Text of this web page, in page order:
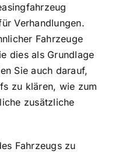
Verhandlungen.
Fahrzeuge
dies als Grundlage
Sie auch darauf,
zu klären, wie zum
zusätzliche
Fahrzeugs zu